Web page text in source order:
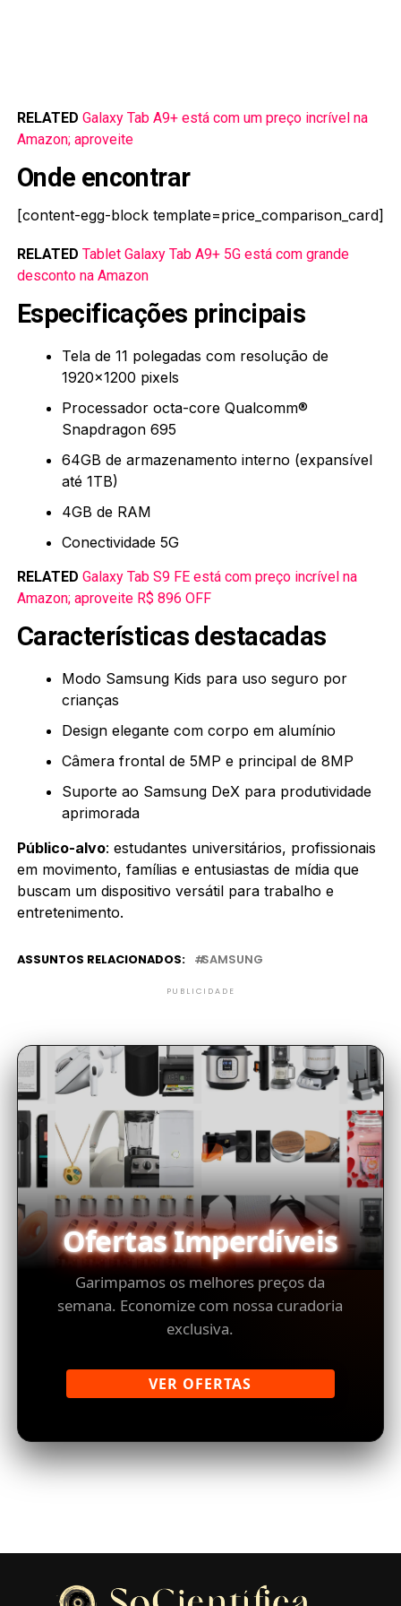
RELATED Galaxy Tab A9+ está com um preço incrível na
Amazon; aproveite
Onde encontrar
[content-egg-block template=price_comparison_card]
RELATED Tablet Galaxy Tab A9+ 5G está com grande
desconto na Amazon
Especificações principais
Tela de 11 polegadas com resolução de
1920×1200 pixels
Processador octa-core Qualcomm®
Snapdragon 695
64GB de armazenamento interno (expansível
até 1TB)
4GB de RAM
Conectividade 5G
RELATED Galaxy Tab S9 FE está com preço incrível na
Amazon; aproveite R$ 896 OFF
Características destacadas
Modo Samsung Kids para uso seguro por
crianças
Design elegante com corpo em alumínio
Câmera frontal de 5MP e principal de 8MP
Suporte ao Samsung DeX para produtividade
aprimorada
Público-alvo: estudantes universitários, profissionais
em movimento, famílias e entusiastas de mídia que
buscam um dispositivo versátil para trabalho e
entretenimento.
ASSUNTOS RELACIONADOS: SAMSUNG
PUBLICIDADE
Ofertas Imperdíveis
Garimpamos os melhores preços da
semana. Economize com nossa curadoria
exclusiva.
VER OFERTAS